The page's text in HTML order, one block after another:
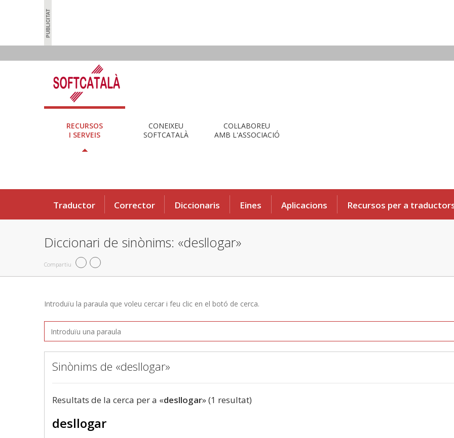
RECURSOS
I SERVEIS
CONEIXEU
SOFTCATALÀ
COL·LABOREU
AMB L'ASSOCIACIÓ
Traductor Corrector Diccionaris Eines Aplicacions Recursos per a
Diccionari de sinònims: «desllogar»
Compartiu
Introduïu la paraula que voleu cercar i feu clic en el botó de cerca.
Sinònims de «desllogar»
Resultats de la cerca per a «desllogar» (1 resultat)
desllogar